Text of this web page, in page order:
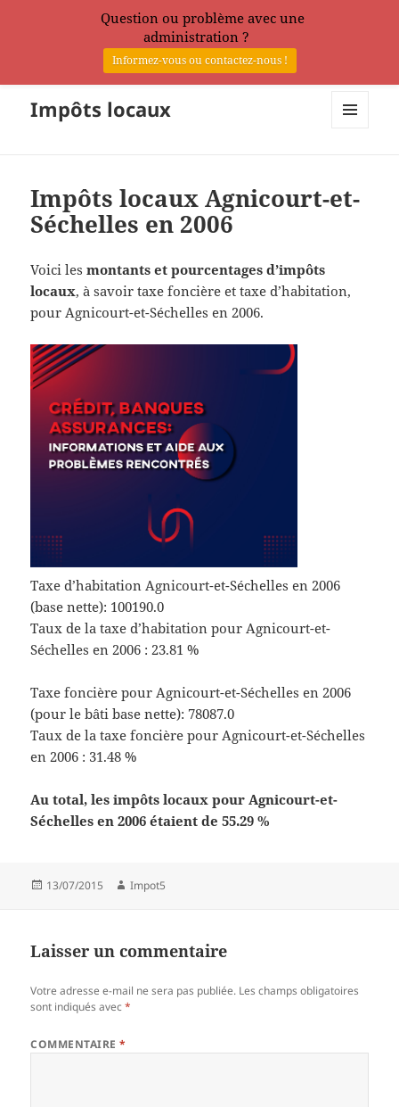
Impôts locaux
Impôts locaux Agnicourt-et-
Séchelles en 2006
Voici lesmontants et pourcentages d’impôts
locaux, à savoir taxe foncière et taxe d’habitation,
pour Agnicourt-et-Séchelles en 2006.
Taxe d’habitation Agnicourt-et-Séchelles en 2006
(base nette): 100190.0
Taux de la taxe d’habitation pour Agnicourt-et-
Séchelles en 2006 : 23.81 %
Taxe foncière pour Agnicourt-et-Séchelles en 2006
(pour le bâti base nette): 78087.0
Taux de la taxe foncière pour Agnicourt-et-Séchelles
en 2006 : 31.48 %
Au total, les impôts locaux pour Agnicourt-et-
Séchelles en 2006 étaient de 55.29 %
Publié
13/07/2015 Auteur
Impot5
Laisser un commentaire
Votre adresse e-mail ne sera pas publiée. Les champs obligatoires
sont indiqués avec*
COMMENTAIRE*
Question ou problème avec une
administration ?
Informez-vous ou contactez-nous !